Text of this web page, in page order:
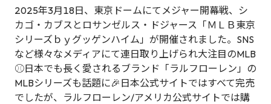
2025年3月18日、東京ドームにてメジャー開幕戦、シ
カゴ・カブスとロサンゼルス・ドジャース「ＭＬＢ東京
シリーズｂｙグッゲンハイム」が開催されました。SNS
など様々なメディアにて連日取り上げられ大注目のMLB
⚾日本でも長く愛されるブランド「ラルフローレン」の
MLBシリーズも話題に🎉日本公式サイトではすべて完売
でしたが、ラルフローレン/アメリカ公式サイトでは購